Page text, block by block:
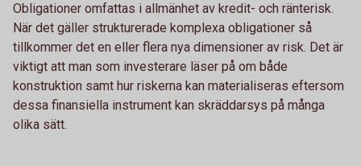
Obligationer omfattas i allmänhet av kredit- och ränterisk.
När det gäller strukturerade komplexa obligationer så
tillkommer det en eller flera nya dimensioner av risk. Det är
viktigt att man som investerare läser på om både
konstruktion samt hur riskerna kan materialiseras eftersom
dessa finansiella instrument kan skräddarsys på många
olika sätt.